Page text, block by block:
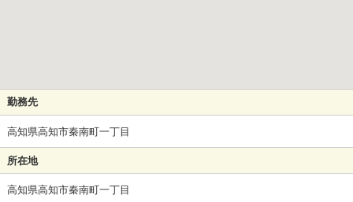
勤務先
高知県高知市秦南町一丁目
所在地
高知県高知市秦南町一丁目